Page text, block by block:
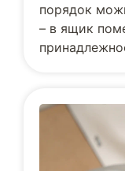
порядок
– в ящик